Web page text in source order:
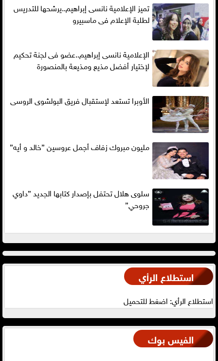
تميز الإعلامية نانسى إبراهيم..يرشحها للتدريس
لطلبة الإعلام فى ماسبيرو
الإعلامية نانسى إبراهيم..عضو فى لجنة تحكيم
لإختيار أفضل مذيع ومذيعة بالمنصورة
الأوبرا تستعد لإستقبال فريق البولشوى الروسى
مليون مبروك زفاف أجمل عروسين ”خالد و أيه”
سلوى هلال تحتفل بإصدار كتابها الجديد ”داوي
جروحي”
استطلاع الرأي
استطلاع الرأي: اضغط للتحميل
الفيس بوك